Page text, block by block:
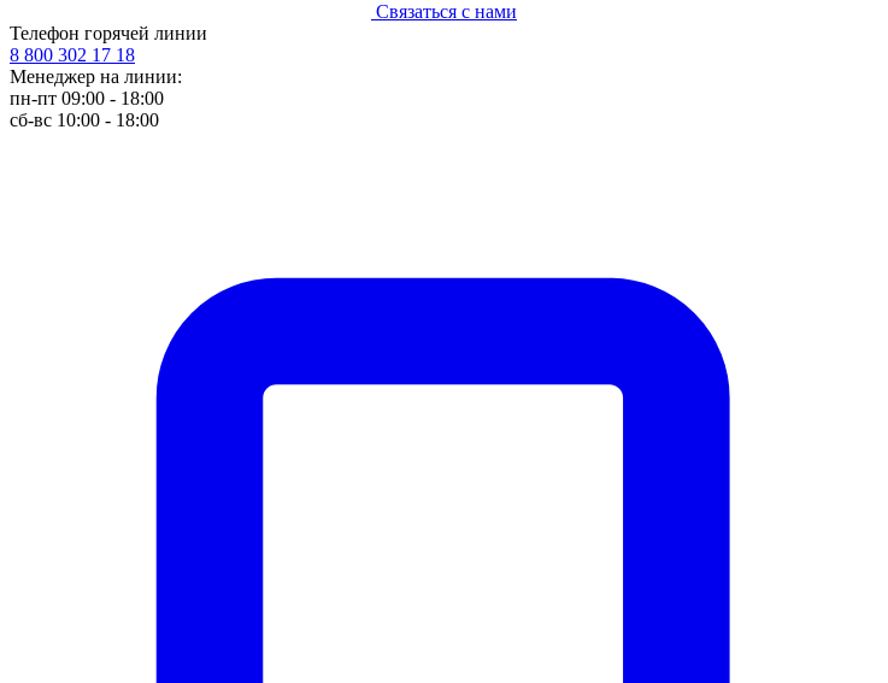
Связаться с нами
Телефон горячей линии
8 800 302 17 18
Менеджер на линии:
пн-пт 09:00 - 18:00
сб-вс 10:00 - 18:00